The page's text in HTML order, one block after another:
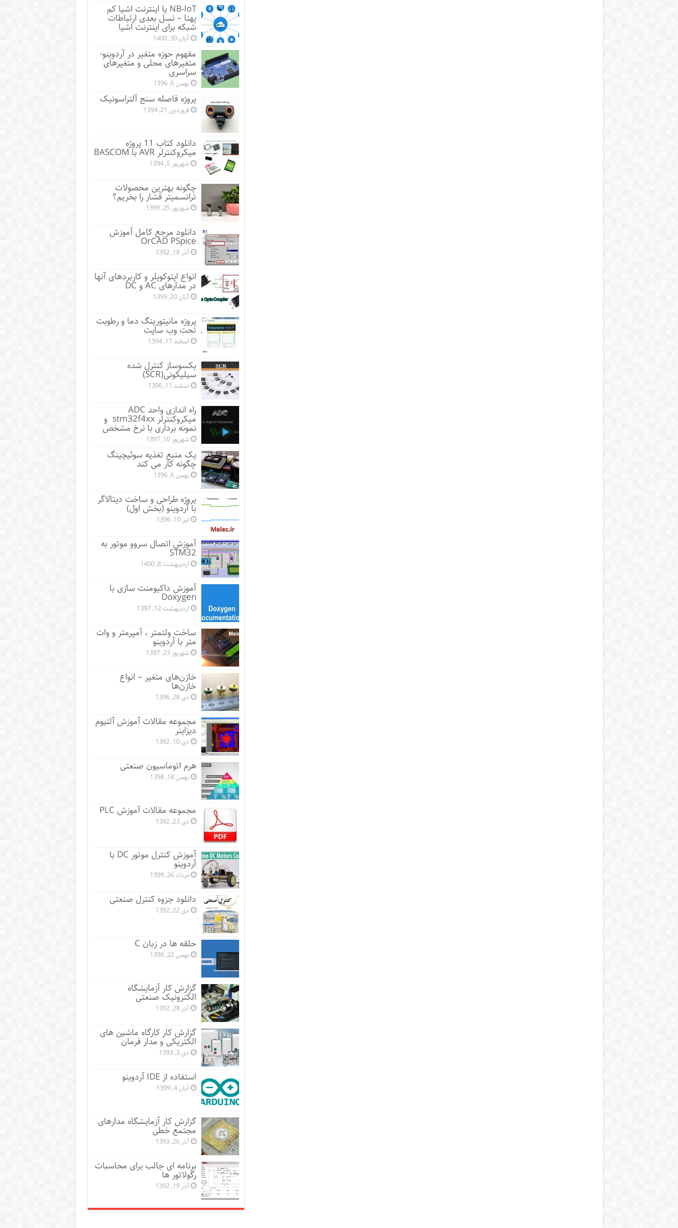
NB-IoT یا اینترنت اشیا کم
پهنا – نسل بعدی ارتباطات
شبکه برای اینترنت اشیا
آبان 30, 1400
مفهوم حوزه متغیر در آردوینو-
متغیرهای محلی و متغیرهای
سراسری
بهمن 6, 1396
پروژه فاصله سنج آلتراسونیک
فروردین 21, 1394
دانلود کتاب 11 پروژه
میکروکنترلر AVR با BASCOM
شهریور 5, 1394
چگونه بهترین محصولات
ترانسمیتر فشار را بخریم؟
شهریور 25, 1399
دانلود مرجع کامل آموزش
OrCAD PSpice
آذر 18, 1392
انواع اپتوکوپلر و کاربردهای آنها
در مدارهای AC و DC
آبان 20, 1399
پروژه مانيتورينگ دما و رطوبت
تحت وب سایت
اسفند 17, 1394
یکسوساز کنترل شده
سیلیکونی(SCR)
اسفند 11, 1396
راه اندازی واحد ADC
میکروکنترلر stm32f4xx و
نمونه برداری با نرخ مشخص
شهریور 10, 1397
یک منبع تغذیه سوئیچینگ
چگونه کار می کند
بهمن 6, 1396
پروژه طراحی و ساخت دیتالاگر
با آردوینو (بخش اول)
تیر 10, 1396
آموزش اتصال سروو موتور به
STM32
اردیبهشت 8, 1400
آموزش داکیومنت سازی با
Doxygen
اردیبهشت 12, 1397
ساخت ولتمتر ، آمپرمتر و وات
متر با آردوینو
شهریور 23, 1397
خازن‌های متغیر – انواع
خازن‌ها
دی 28, 1396
مجموعه مقالات آموزش آلتیوم
دیزاینر
دی 10, 1392
هرم اتوماسیون صنعتی
بهمن 18, 1398
مجموعه مقالات آموزش PLC
دی 23, 1392
آموزش کنترل موتور DC با
آردوینو
مرداد 26, 1399
دانلود جزوه کنترل صنعتی
دی 22, 1392
حلقه ها در زبان C
بهمن 22, 1398
گزارش کار آزمایشگاه
الکترونیک صنعتی
آذر 28, 1392
گزارش کار کارگاه ماشین های
الکتریکی و مدار فرمان
دی 3, 1393
استفاده از IDE آردوینو
آبان 4, 1399
گزارش کار آزمایشگاه مدارهای
مجتمع خطی
آذر 26, 1393
برنامه ای جالب برای محاسبات
رگولاتور ها
آذر 19, 1392